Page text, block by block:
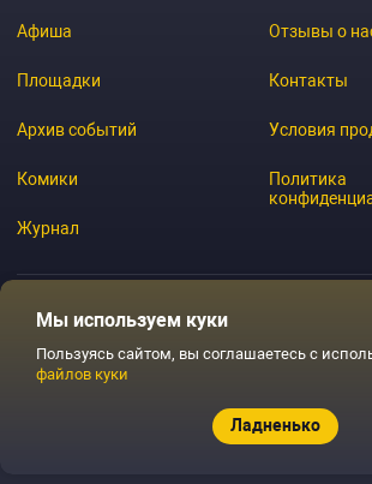
Афиша
Площадки
Архив событий
Комики
Журнал
Отзывы о
Контакты
Условия
Политика
Мы используем куки
Пользуясь сайтом, вы соглашаетесь с
файлов куки
Ладненько